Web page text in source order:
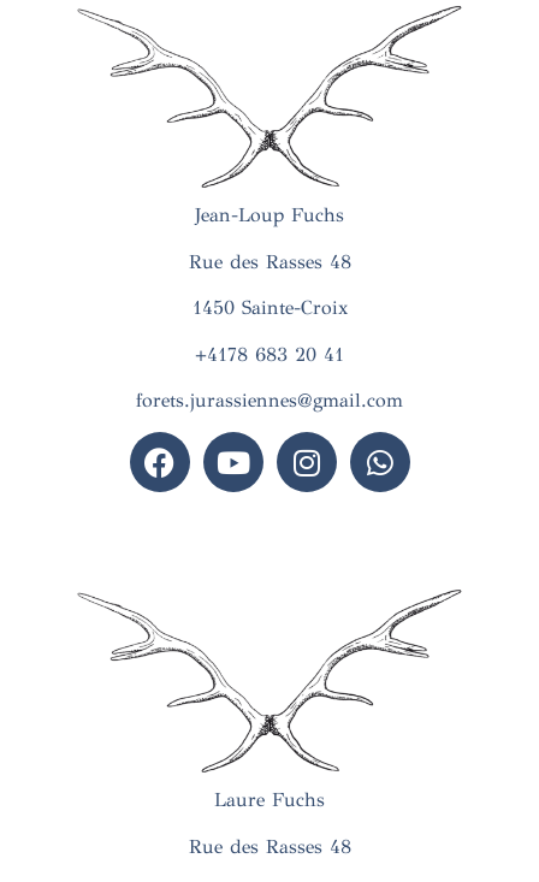
Jean-Loup Fuchs
Rue des Rasses 48
1450 Sainte-Croix
+4178 683 20 41
forets.jurassiennes@gmail.com
Laure Fuchs
Rue des Rasses 48